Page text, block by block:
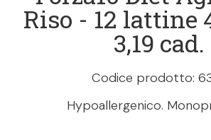
Riso - 12 lattine
3,19 cad.
Codice prodotto:
Hypoallergenico.